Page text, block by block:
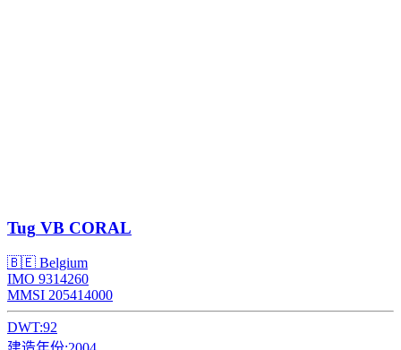
Tug VB CORAL
🇧🇪 Belgium
IMO 9314260
MMSI 205414000
DWT:92